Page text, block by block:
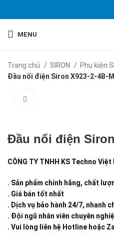
MENU
Trang chủ SIRON
Phụ kiện
Đầu nối điện Siron X923-2-4B-
Đầu nối điện
CÔNG TY TNHH KS Techno Việt
. Sản phẩm chính hãng, chất
. Giá bán tốt nhất
. Dịch vụ bảo hành 24/7, nhanh
. Đội ngũ nhân viên chuyên
. Vui lòng liên hệ Hotline hoặc